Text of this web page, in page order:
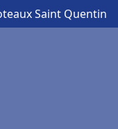
Saint Quentin